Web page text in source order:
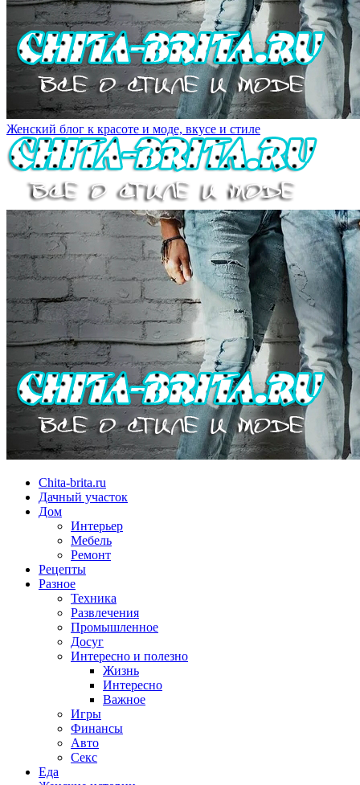
Женский блог к красоте и моде, вкусе и стиле
Chita-brita.ru
Дачный участок
Дом
Интерьер
Мебель
Ремонт
Рецепты
Разное
Техника
Развлечения
Промышленное
Досуг
Интересно и полезно
Жизнь
Интересно
Важное
Игры
Финансы
Авто
Секс
Еда